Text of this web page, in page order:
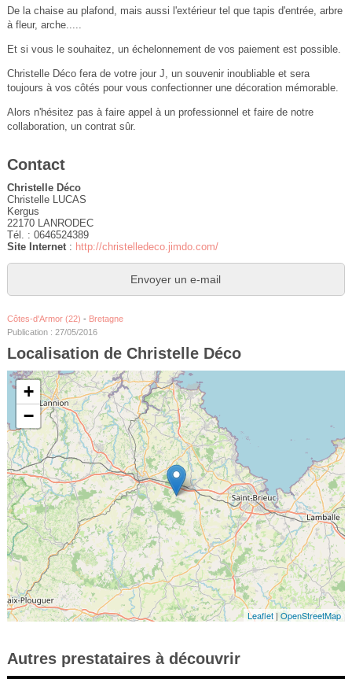
De la chaise au plafond, mais aussi l'extérieur tel que tapis d'entrée, arbre
à fleur, arche.....
Et si vous le souhaitez, un échelonnement de vos paiement est possible.
Christelle Déco fera de votre jour J, un souvenir inoubliable et sera
toujours à vos côtés pour vous confectionner une décoration mémorable.
Alors n'hésitez pas à faire appel à un professionnel et faire de notre
collaboration, un contrat sûr.
Contact
Christelle Déco
Christelle LUCAS
Kergus
22170 LANRODEC
Tél. : 0646524389
Site Internet: http://christelledeco.jimdo.com/
Envoyer un e-mail
Côtes-d'Armor (22) - Bretagne
Publication : 27/05/2016
Localisation de Christelle Déco
+
−
Leaflet |OpenStreetMap
Autres prestataires à découvrir